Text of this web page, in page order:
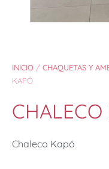
INICIO / CHAQUETAS Y
KAPÓ
CHALECO
Chaleco Kapó